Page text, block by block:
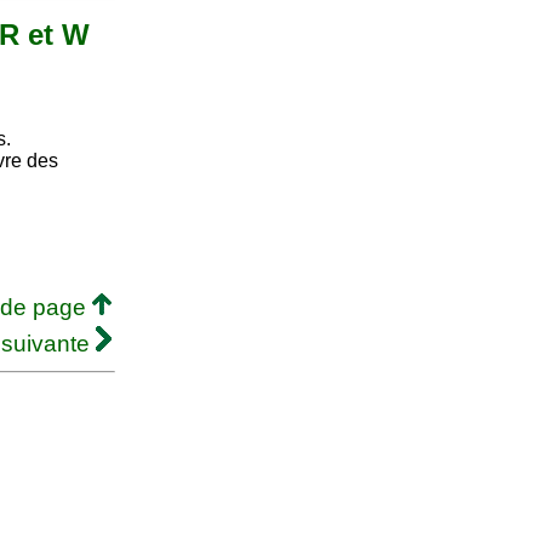
et W
des
page